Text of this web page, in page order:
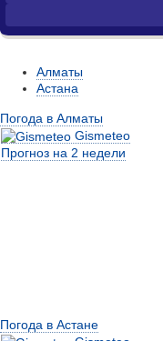
Алматы
Астана
Погода в Алматы
Gismeteo
Прогноз на 2 недели
Погода в Астане